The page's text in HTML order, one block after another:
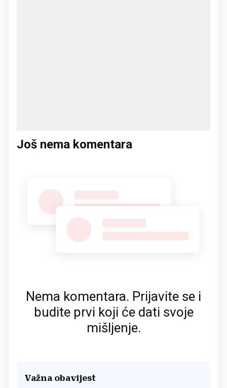
Još nema komentara
Nema komentara. Prijavite se i
budite prvi koji će dati svoje
mišljenje.
Važna obavijest